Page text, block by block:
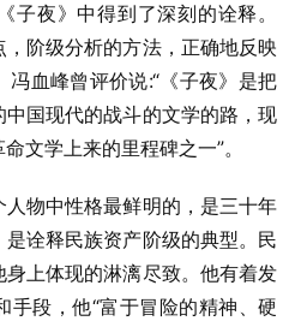
子夜》中得到了深刻的诠释。
，阶级分析的方法，正确地反映
血峰曾评价说:“《子夜》是把
国现代的战斗的文学的路，现
文学上来的里程碑之一”。
物中性格最鲜明的，是三十年
诠释民族资产阶级的典型。民
上体现的淋漓尽致。他有着发
手段，他“富于冒险的精神、硬